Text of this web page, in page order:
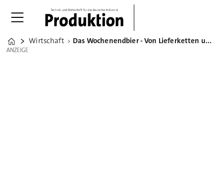
Home
Wirtschaft Das Wochenendbier - Von Lieferketten und resilienten Experten
ANZEIGE
ANZEIGE